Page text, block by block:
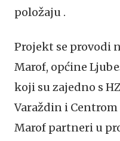
položaju .
Projekt se provodi
Marof, općine
koji su zajedno s
Varaždin i
Marof partneri u